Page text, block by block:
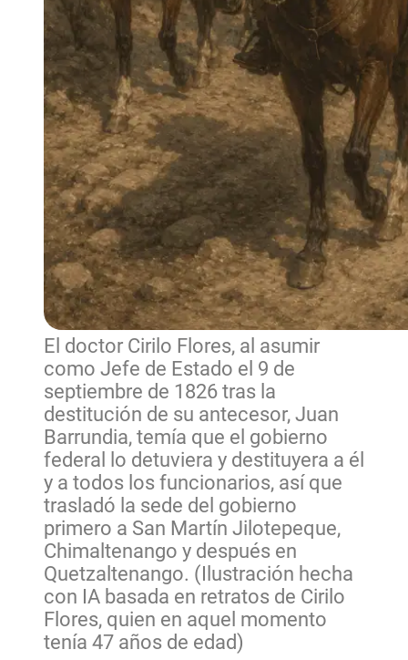
El doctor Cirilo Flores, al asumir
como Jefe de Estado el 9 de
septiembre de 1826 tras la
destitución de su antecesor, Juan
Barrundia, temía que el gobierno
federal lo detuviera y destituyera a él
y a todos los funcionarios, así que
trasladó la sede del gobierno
primero a San Martín Jilotepeque,
Chimaltenango y después en
Quetzaltenango. (Ilustración hecha
con IA basada en retratos de Cirilo
Flores, quien en aquel momento
tenía 47 años de edad)